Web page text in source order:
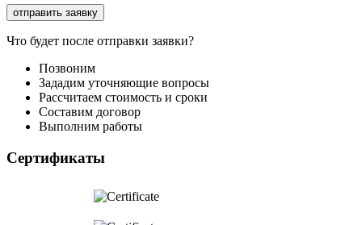
Что будет после отправки заявки?
Позвоним
Зададим уточняющие вопросы
Рассчитаем стоимость и сроки
Составим договор
Выполним работы
Сертификаты